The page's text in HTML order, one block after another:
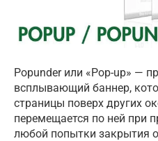
Popunder или «Pop-up» —
всплывающий баннер,
страницы поверх других
перемещается по ней при
любой попытки закрытия